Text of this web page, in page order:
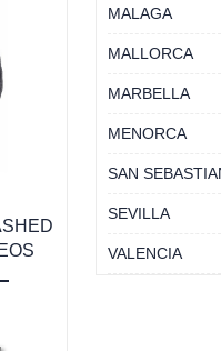
MALAGA
MALLORCA
MARBELLA
MENORCA
SAN
SEVILLA
VALENCIA